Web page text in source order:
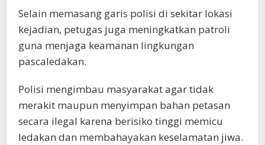
Selain memasang garis polisi di sekitar lokasi
kejadian, petugas juga meningkatkan patroli
guna menjaga keamanan lingkungan
pascaledakan.
Polisi mengimbau masyarakat agar tidak
merakit maupun menyimpan bahan petasan
secara ilegal karena berisiko tinggi memicu
ledakan dan membahayakan keselamatan jiwa.